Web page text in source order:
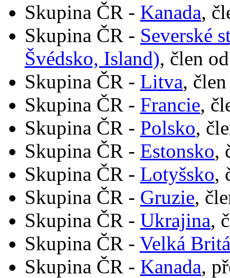
Skupina ČR - Kanada,
Skupina ČR - Severské
Švédsko, Island), člen
Skupina ČR - Litva,
Skupina ČR - Francie,
Skupina ČR - Polsko,
Skupina ČR - Estonsko,
Skupina ČR - Lotyšsko,
Skupina ČR - Gruzie,
Skupina ČR - Ukrajina,
Skupina ČR - Velká
Skupina ČR - Kanada,